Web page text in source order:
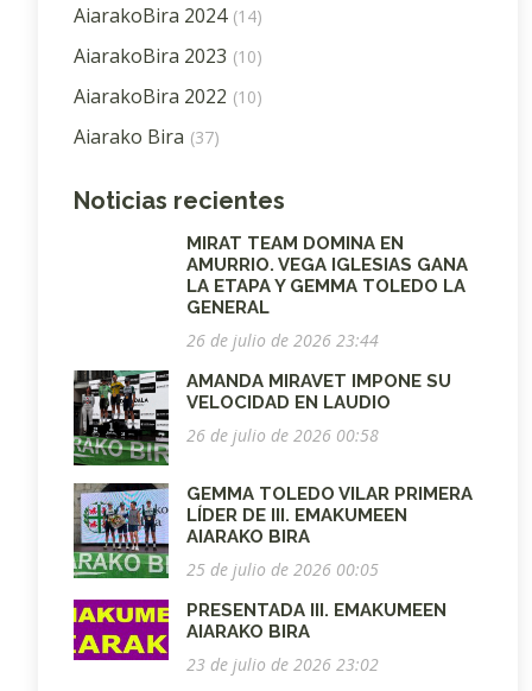
AiarakoBira 2024 (14)
AiarakoBira 2023 (10)
AiarakoBira 2022 (10)
Aiarako Bira (37)
Noticias recientes
MIRAT TEAM DOMINA EN
AMURRIO. VEGA IGLESIAS GANA
LA ETAPA Y GEMMA TOLEDO LA
GENERAL
26 de julio de 2026 23:44
AMANDA MIRAVET IMPONE SU
VELOCIDAD EN LAUDIO
26 de julio de 2026 00:58
GEMMA TOLEDO VILAR PRIMERA
LÍDER DE III. EMAKUMEEN
AIARAKO BIRA
25 de julio de 2026 00:05
PRESENTADA III. EMAKUMEEN
AIARAKO BIRA
23 de julio de 2026 23:02